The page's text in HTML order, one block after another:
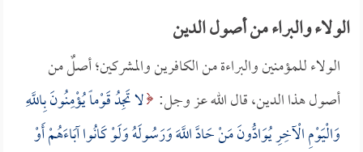
الولاء والبراء من أصول الدين
الولاء للمؤمنين والبراءة من الكافرين والمشركين؛ أصلٌ من
أصول هذا الدين، قال الله عز وجل: لا تَجِدُ قَوْماً يُؤْمِنُونَ بِاللَّهِ
وَالْيَوْمِ الْآخِرِ يُوَادُّونَ مَنْ حَادَّ اللَّهَ وَرَسُولَهُ وَلَوْ كَانُوا آبَاءَهُمْ أَوْ